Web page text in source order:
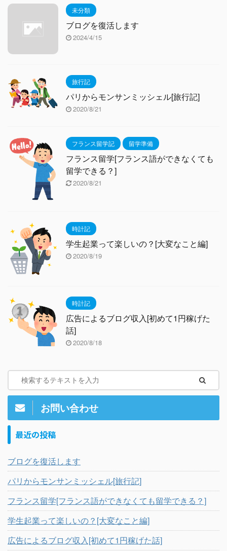
未分類
ブログを復活します
2024/4/15
旅行記
パリからモンサンミッシェル[旅行記]
2020/8/21
フランス留学記 留学準備
フランス留学[フランス語ができなくても
留学できる？]
2020/8/21
時計記
学生起業って楽しいの？[大変なこと編]
2020/8/19
時計記
広告によるブログ収入[初めて1円稼げた
話]
2020/8/18
お問い合わせ
最近の投稿
ブログを復活します
パリからモンサンミッシェル[旅行記]
フランス留学[フランス語ができなくても留学できる？]
学生起業って楽しいの？[大変なこと編]
広告によるブログ収入[初めて1円稼げた話]